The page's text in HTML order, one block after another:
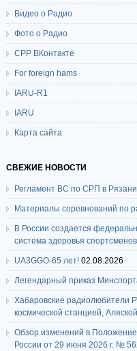
Видео о Радио
Фото о Радио
СРР ВКонтакте
For foreign hams
IARU-R1
IARU
Карта сайта
СВЕЖИЕ НОВОСТИ
Регламент ВС по СРП в Рязани
Материалы соревнований по
В России создается
система здоровья спортсменов
UA3GGO-65 лет! 02.08.2026
Легендарный приказ
Хабаровские радиолюбители
космической станцией,
Обзор изменений в
России от 29 июня 2026 г. №